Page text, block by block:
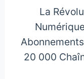
La
20 000